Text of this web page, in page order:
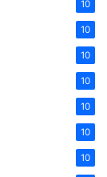
10
10
10
10
10
10
10